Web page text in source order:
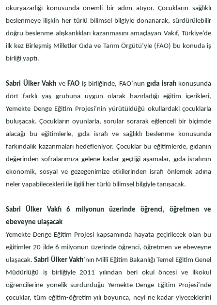
okuryazarlığı konusunda önemli bir adım atıyor. Çocukların sağlıklı
beslenmeye ilişkin her türlü bilimsel bilgiyle donanarak, sürdürülebilir
doğru beslenme alışkanlıkları kazanmasını amaçlayan Vakıf, Türkiye’de
ilk kez Birleşmiş Milletler Gıda ve Tarım Örgütü’yle (FAO) bu konuda iş
birliği yaptı.
Sabri Ülker Vakfı ve FAO iş birliğinde, FAO’nun gıda israfıkonusunda
dört farklı yaş grubuna uygun olarak hazırladığı eğitim içerikleri,
Yemekte Denge Eğitim Projesi’nin yürütüldüğü okullardaki çocuklarla
buluşacak. Çocukların oyunlarla, sorular sorarak eğlenceli bir biçimde
alacağı bu eğitimlerle, gıda israfı ve sağlıklı beslenme konusunda
farkındalık kazanmaları hedefleniyor. Çocuklar bu eğitimlerde, gıdanın
değerinden sofralarımıza gelene kadar geçtiği aşamalar, gıda israfının
ekonomik, sosyal ve gezegenimize etkilerinden israfı önlemek adına
neler yapabilecekleri ile ilgili her türlü bilimsel bilgiyle tanışacak.
Sabri Ülker Vakfı 6 milyonun üzerinde öğrenci, öğretmen ve
ebeveyne ulaşacak
Yemekte Denge Eğitim Projesi kapsamında hayata geçirilecek olan bu
eğitimler 20 ilde 6 milyonun üzerinde öğrenci, öğretmen ve ebeveyne
ulaşacak.Sabri Ülker Vakfı’nın Millî Eğitim Bakanlığı Temel Eğitim Genel
Müdürlüğü iş birliğiyle 2011 yılından beri okul öncesi ve ilkokul
öğrencilerine yönelik sürdürdüğü Yemekte Denge Eğitim Projesi’nde
çocuklar, tüm eğitim-öğretim yılı boyunca, neyi ne kadar yiyeceklerini